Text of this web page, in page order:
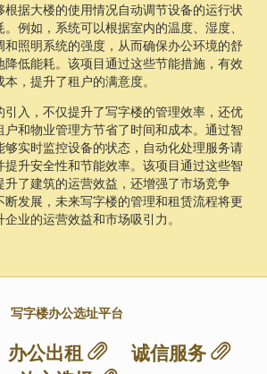
据大楼的使用情况自动调节设备的运行状
例如，系统可以根据室内的温度、湿度、
和照明系统的强度，从而确保办公环境的舒
低能耗。该项目通过这些节能措施，有效
，提升了租户的满意度。
引入，不仅提升了写字楼的管理效率，还优
和物业管理方节省了时间和成本。通过智
够实时监控设备的状态，自动化处理服务请
升安全性和节能效率。该项目通过这些智
升了建筑的运营效益，还增强了市场竞争
断发展，未来写字楼的管理和租赁流程将更
业的运营效益和市场吸引力。
写字楼办公选址平台
办公出租
诚信服务